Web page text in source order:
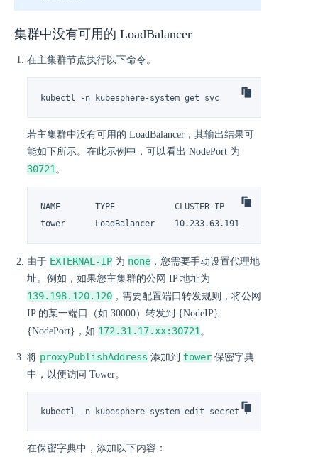
集群中没有可用的 LoadBalancer
在主集群节点执行以下命令。
kubectl -n kubesphere-system get svc
若主集群中没有可用的 LoadBalancer，其输出结果可
能如下所示。在此示例中，可以看出 NodePort 为
30721 。
NAME       TYPE            CLUSTER-IP      EXTERNAL-
tower      LoadBalancer    10.233.63.191   <none>
由于 EXTERNAL-IP 为 none ，您需要手动设置代理地
址。例如，如果您主集群的公网 IP 地址为
139.198.120.120 ，需要配置端口转发规则，将公网
IP 的某一端口（如 30000）转发到 {NodeIP}:
{NodePort}，如 172.31.17.xx:30721 。
将 proxyPublishAddress 添加到 tower 保密字典
中，以便访问 Tower。
kubectl -n kubesphere-system edit secret tower
在保密字典中，添加以下内容：